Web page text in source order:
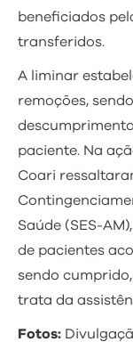
beneficiados
transferidos.
A liminar
remoções,
paciente. Na
Coari
Saúde (SES-
de pacientes
sendo
trata da
Fotos: